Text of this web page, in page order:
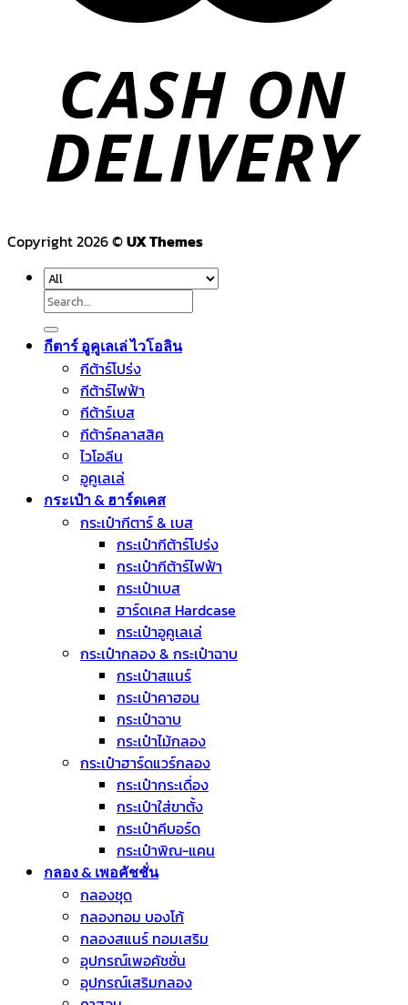
Copyright 2026 ©UX Themes
Search
for:
กีตาร์ อูคูเลเล่ ไวโอลิน
กีต้าร์โปร่ง
กีต้าร์ไฟฟ้า
กีต้าร์เบส
กีต้าร์คลาสสิค
ไวโอลีน
อูคูเลเล่
กระเป๋า & ฮาร์ดเคส
กระเป๋ากีตาร์ & เบส
กระเป๋ากีต้าร์โปร่ง
กระเป๋ากีต้าร์ไฟฟ้า
กระเป๋าเบส
ฮาร์ดเคส Hardcase
กระเป๋าอูคูเลเล่
กระเป๋ากลอง & กระเป๋าฉาบ
กระเป๋าสแนร์
กระเป๋าคาฮอน
กระเป๋าฉาบ
กระเป๋าไม้กลอง
กระเป๋าฮาร์ดแวร์กลอง
กระเป๋ากระเดื่อง
กระเป๋าใส่ขาตั้ง
กระเป๋าคีบอร์ด
กระเป๋าพิณ-แคน
กลอง & เพอคัชชั่น
กลองชุด
กลองทอม บองโก้
กลองสแนร์ ทอมเสริม
อุปกรณ์เพอคัชชั่น
อุปกรณ์เสริมกลอง